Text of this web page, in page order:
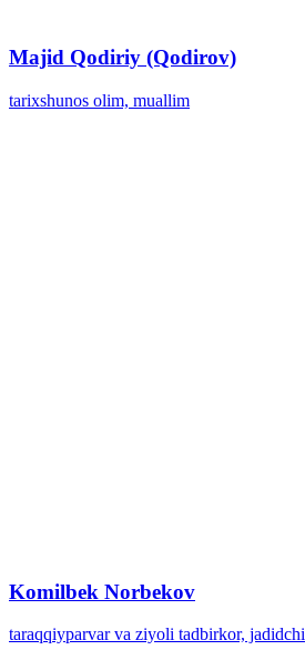
Majid Qodiriy (Qodirov)
tarixshunos olim, muallim
Komilbek Norbekov
taraqqiyparvar va ziyoli tadbirkor, jadidchi